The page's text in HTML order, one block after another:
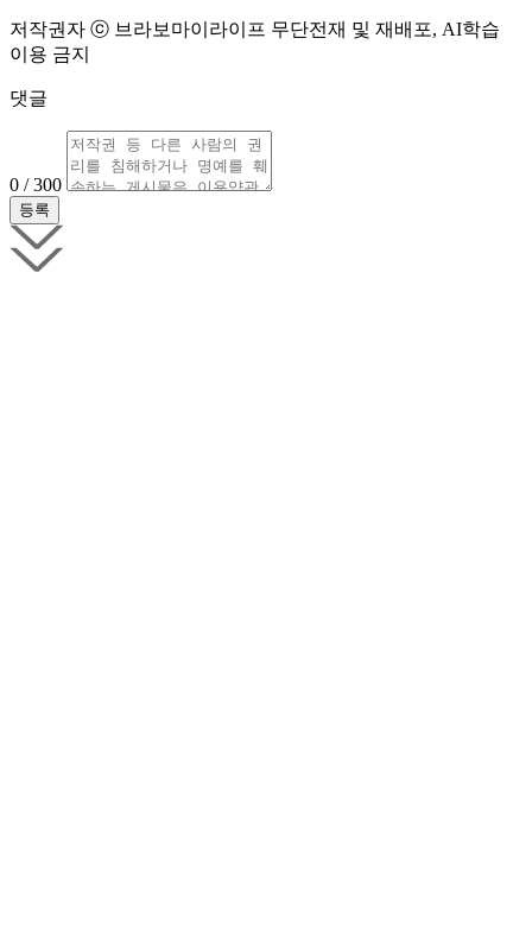
저작권자 ⓒ 브라보마이라이프 무단전재 및 재배포, AI학습
이용 금지
댓글
0 / 300